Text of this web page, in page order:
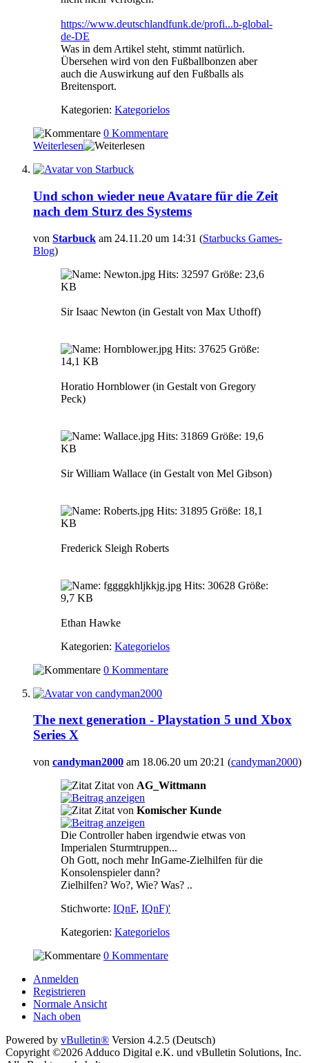
https://www.deutschlandfunk.de/profi...b-global-
de-DE
Was in dem Artikel steht, stimmt natürlich.
Übersehen wird von den Fußballbonzen aber
auch die Auswirkung auf den Fußballs als
Breitensport.
Kategorien: Kategorielos
0 Kommentare
Weiterlesen
Und schon wieder neue Avatare für die Zeit
nach dem Sturz des Systems
von Starbuck am 24.11.20 um 14:31 (Starbucks Games-
Blog)
Sir Isaac Newton (in Gestalt von Max Uthoff)
Horatio Hornblower (in Gestalt von Gregory
Peck)
Sir William Wallace (in Gestalt von Mel Gibson)
Frederick Sleigh Roberts
Ethan Hawke
Kategorien: Kategorielos
0 Kommentare
The next generation - Playstation 5 und Xbox
Series X
von candyman2000 am 18.06.20 um 20:21 (candyman2000)
Zitat von AG_Wittmann
Zitat von Komischer Kunde
Die Controller haben irgendwie etwas von
Imperialen Sturmtruppen...
Oh Gott, noch mehr InGame-Zielhilfen für die
Konsolenspieler dann?
Zielhilfen? Wo?, Wie? Was? ..
Stichworte: IQnF, IQnF)'
Kategorien: Kategorielos
0 Kommentare
Anmelden
Registrieren
Normale Ansicht
Nach oben
Powered by vBulletin® Version 4.2.5 (Deutsch)
Copyright ©2026 Adduco Digital e.K. und vBulletin Solutions, Inc.